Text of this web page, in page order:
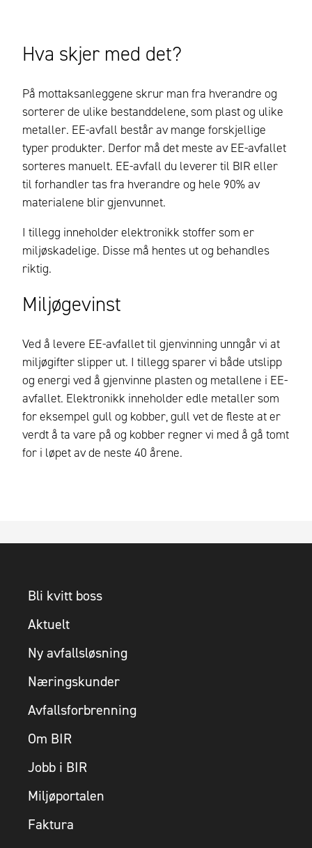
Hva skjer med det?
På mottaksanleggene skrur man fra hverandre og
sorterer de ulike bestanddelene, som plast og ulike
metaller. EE-avfall består av mange forskjellige
typer produkter. Derfor må det meste av EE-avfallet
sorteres manuelt. EE-avfall du leverer til BIR eller
til forhandler tas fra hverandre og hele 90% av
materialene blir gjenvunnet.
I tillegg inneholder elektronikk stoffer som er
miljøskadelige. Disse må hentes ut og behandles
riktig.
Miljøgevinst
Ved å levere EE-avfallet til gjenvinning unngår vi at
miljøgifter slipper ut. I tillegg sparer vi både utslipp
og energi ved å gjenvinne plasten og metallene i EE-
avfallet. Elektronikk inneholder edle metaller som
for eksempel gull og kobber, gull vet de fleste at er
verdt å ta vare på og kobber regner vi med å gå tomt
for i løpet av de neste 40 årene.
Bli kvitt boss
Aktuelt
Ny avfallsløsning
Næringskunder
Avfallsforbrenning
Om BIR
Jobb i BIR
Miljøportalen
Faktura